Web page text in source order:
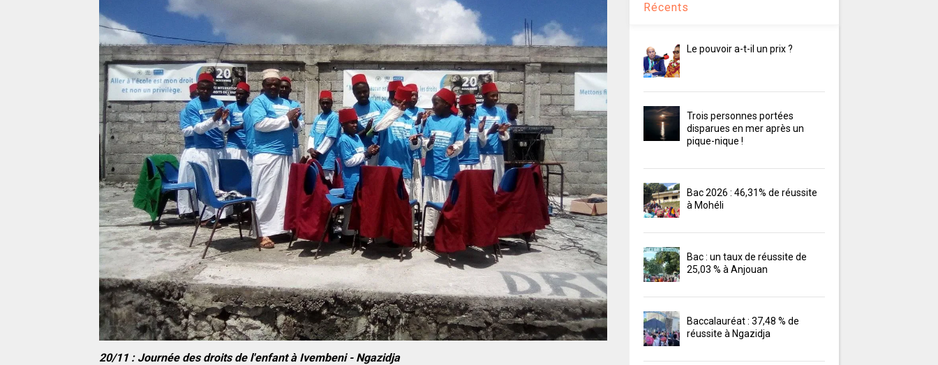
20/11 : Journée des droits de l'enfant à Ivembeni - Ngazidja
Récents
Le pouvoir a-t-il un prix ?
Trois personnes portées
disparues en mer après un
pique-nique !
Bac 2026 : 46,31% de réussite
à Mohéli
Bac : un taux de réussite de
25,03 % à Anjouan
Baccalauréat : 37,48 % de
réussite à Ngazidja